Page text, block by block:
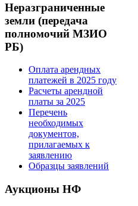
Неразграниченные
земли (передача
полномочий МЗИО
РБ)
Оплата арендных
платежей в 2025 году
Расчеты арендной
платы за 2025
Перечень
необходимых
документов,
прилагаемых к
заявлению
Образцы заявлений
Аукционы НФ